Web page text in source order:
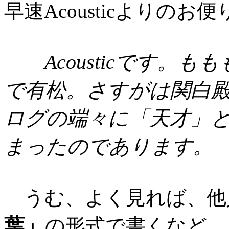
早速Acousticよりのお便
Acousticです。もも
で有松。さすがは関白
ログの端々に「天才」
まったのであります。
うむ、よく見れば、